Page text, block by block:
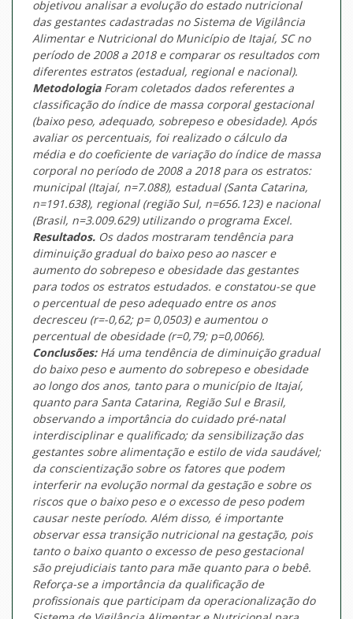
objetivou analisar a evolução do estado nutricional
das gestantes cadastradas no Sistema de Vigilância
Alimentar e Nutricional do Município de Itajaí, SC no
período de 2008 a 2018 e comparar os resultados com
diferentes estratos (estadual, regional e nacional).
Metodologia Foram coletados dados referentes a
classificação do índice de massa corporal gestacional
(baixo peso, adequado, sobrepeso e obesidade). Após
avaliar os percentuais, foi realizado o cálculo da
média e do coeficiente de variação do índice de massa
corporal no período de 2008 a 2018 para os estratos:
municipal (Itajaí, n=7.088), estadual (Santa Catarina,
n=191.638), regional (região Sul, n=656.123) e nacional
(Brasil, n=3.009.629) utilizando o programa Excel.
Resultados. Os dados mostraram tendência para
diminuição gradual do baixo peso ao nascer e
aumento do sobrepeso e obesidade das gestantes
para todos os estratos estudados. e constatou-se que
o percentual de peso adequado entre os anos
decresceu (r=-0,62; p= 0,0503) e aumentou o
percentual de obesidade (r=0,79; p=0,0066).
Conclusões: Há uma tendência de diminuição gradual
do baixo peso e aumento do sobrepeso e obesidade
ao longo dos anos, tanto para o município de Itajaí,
quanto para Santa Catarina, Região Sul e Brasil,
observando a importância do cuidado pré-natal
interdisciplinar e qualificado; da sensibilização das
gestantes sobre alimentação e estilo de vida saudável;
da conscientização sobre os fatores que podem
interferir na evolução normal da gestação e sobre os
riscos que o baixo peso e o excesso de peso podem
causar neste período. Além disso, é importante
observar essa transição nutricional na gestação, pois
tanto o baixo quanto o excesso de peso gestacional
são prejudiciais tanto para mãe quanto para o bebê.
Reforça-se a importância da qualificação de
profissionais que participam da operacionalização do